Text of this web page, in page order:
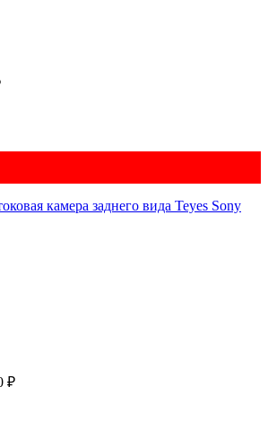
камера заднего вида Teyes Sony
₽